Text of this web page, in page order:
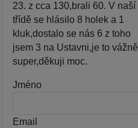
23. z cca 130,brali 60. V naší
třídě se hlásilo 8 holek a 1
kluk,dostalo se nás 6 z toho
jsem 3 na Ustavni,je to vážně
super,děkuji moc.
Jméno
Email